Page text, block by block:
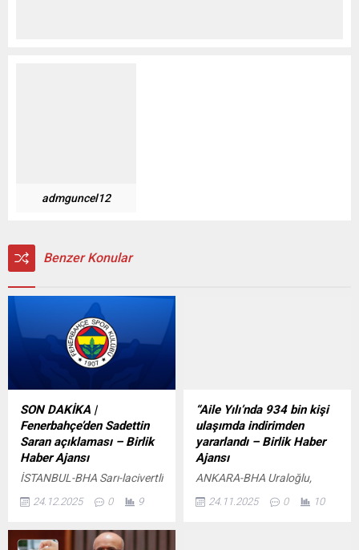
admguncel12
Benzer Konular
SON DAKİKA |
Fenerbahçe’den Sadettin
Saran açıklaması – Birlik
Haber Ajansı
İSTANBUL-BHA Sarı-lacivertli
açıklamada, Sadettin
Fenerbahçe Başkanlık
24.12.2025 0 9
“Aile Yılı’nda 934 bin kişi
ulaşımda indirimden
yararlandı – Birlik Haber
Ajansı
ANKARA-BHA Uraloğlu,
8 Mart 2025’ten itibaren
24.11.2025 0 10